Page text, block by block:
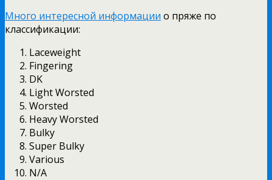
Много интересной информации о пряже по
классификации:
Laceweight
Fingering
DK
Light Worsted
Worsted
Heavy Worsted
Bulky
Super Bulky
Various
N/A